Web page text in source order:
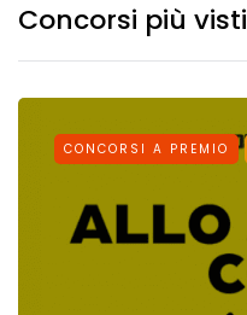
Concorsi più visti
CONCORSI A PREMIO